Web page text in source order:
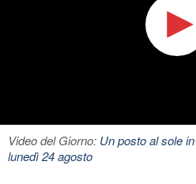
Video del Giorno: Un posto al sole
lunedì 24 agosto